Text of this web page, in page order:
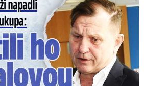
Jaromíra Soukupa: Krvavá nakládačka